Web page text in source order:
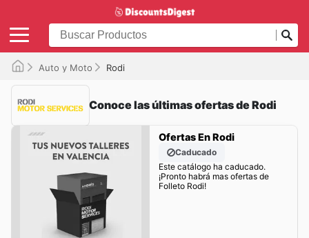
Auto y Moto Rodi
Conoce las últimas ofertas de Rodi
Ofertas En Rodi
Caducado
Este catálogo ha caducado.
¡Pronto habrá mas ofertas de
Folleto Rodi!